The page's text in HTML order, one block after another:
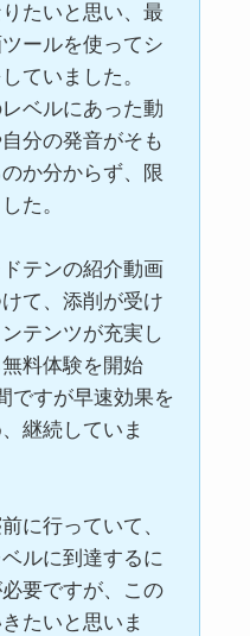
たいと思い、最
ールを使ってシ
ていました。
ベルにあった動
分の発音がそも
か分からず、限
た。
テンの紹介動画
て、添削が受け
テンツが充実し
料体験を開始
ですが早速効果を
継続していま
に行っていて、
ルに到達するに
要ですが、この
たいと思いま